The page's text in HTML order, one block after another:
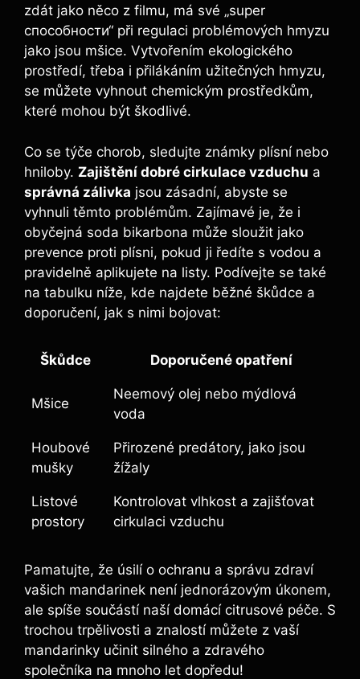
zdát jako něco z filmu, má své „super
способности“ při regulaci problémových hmyzu
jako jsou mšice. Vytvořením ekologického
prostředí, třeba i přilákáním užitečných hmyzu,
se můžete vyhnout chemickým prostředkům,
které mohou být škodlivé.
Co se týče chorob, sledujte známky plísní nebo
hniloby. Zajištění dobré cirkulace vzduchu a
správná zálivka jsou zásadní, abyste se
vyhnuli těmto problémům. Zajímavé je, že i
obyčejná soda bikarbona může sloužit jako
prevence proti plísni, pokud ji ředíte s vodou a
pravidelně aplikujete na listy. Podívejte se také
na tabulku níže, kde najdete běžné škůdce a
doporučení, jak s nimi bojovat:
Škůdce Doporučené opatření
Mšice
Neemový olej nebo mýdlová
voda
Houbové
mušky
Přirozené predátory, jako jsou
žížaly
Listové
prostory
Kontrolovat vlhkost a zajišťovat
cirkulaci vzduchu
Pamatujte, že úsilí o ochranu a správu zdraví
vašich mandarinek není jednorázovým úkonem,
ale spíše součástí naší domácí citrusové péče. S
trochou trpělivosti a znalostí můžete z vaší
mandarinky učinit silného a zdravého
společníka na mnoho let dopředu!